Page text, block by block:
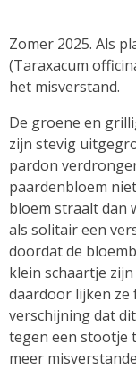
Zomer 2025. Als
(Taraxacum
het misverstand.
De groene en
zijn stevig
pardon
paardenbloem
bloem straalt dan
als solitair een
doordat de
klein schaartje
daardoor lijken ze
verschijning dat
tegen een stootje
meer